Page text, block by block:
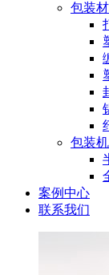
包装
包装
案例中心
联系我们